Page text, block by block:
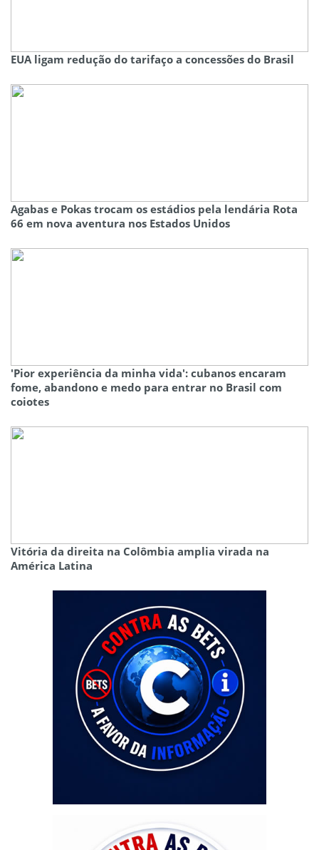
EUA ligam redução do tarifaço a concessões do Brasil
Agabas e Pokas trocam os estádios pela lendária Rota
66 em nova aventura nos Estados Unidos
'Pior experiência da minha vida': cubanos encaram
fome, abandono e medo para entrar no Brasil com
coiotes
Vitória da direita na Colômbia amplia virada na
América Latina